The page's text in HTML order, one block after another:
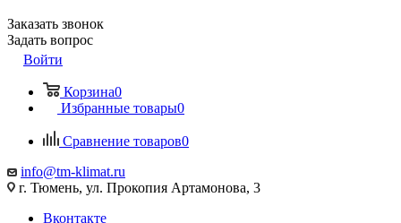
Заказать звонок
Задать вопрос
Войти
Корзина0
Избранные товары0
Сравнение товаров0
info@tm-klimat.ru
г. Тюмень, ул. Прокопия Артамонова, 3
Вконтакте